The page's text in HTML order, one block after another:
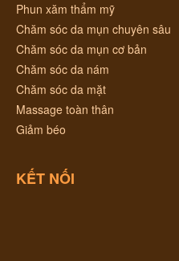
Phun xăm thẩm mỹ
Chăm sóc da mụn chuyên sâu
Chăm sóc da mụn cơ bản
Chăm sóc da nám
Chăm sóc da mặt
Massage toàn thân
Giảm béo
KẾT NỐI